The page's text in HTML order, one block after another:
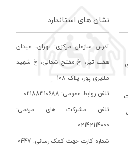
نشان های استاندارد
آدرس سازمان مرکزی: تهران، ميدان
هفت تير، خ مفتح شمالی، خ شهيد
ملايری پور، پلاک 108
تلفن روابط عمومی: 02188310688
تلفن مشارکت های مردمی:
02142114000
شماره کارت جهت کمک رسانی: 0447-